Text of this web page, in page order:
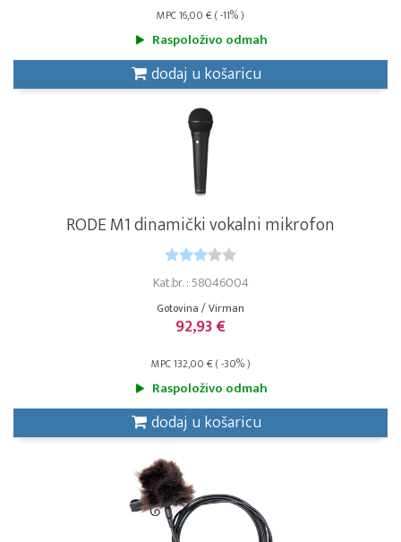
MPC 16,00 € ( -11% )
Raspoloživo odmah
dodaj u košaricu
RODE M1 dinamički vokalni mikrofon
Kat.br. : 58046004
Gotovina / Virman
92,93 €
MPC 132,00 € ( -30% )
Raspoloživo odmah
dodaj u košaricu